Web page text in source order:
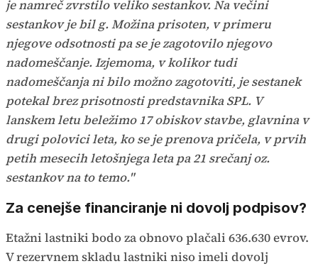
je namreč zvrstilo veliko sestankov. Na večini
sestankov je bil g. Možina prisoten, v primeru
njegove odsotnosti pa se je zagotovilo njegovo
nadomeščanje. Izjemoma, v kolikor tudi
nadomeščanja ni bilo možno zagotoviti, je sestanek
potekal brez prisotnosti predstavnika SPL. V
lanskem letu beležimo 17 obiskov stavbe, glavnina v
drugi polovici leta, ko se je prenova pričela, v prvih
petih mesecih letošnjega leta pa 21 srečanj oz.
sestankov na to temo."
Za cenejše financiranje ni dovolj podpisov?
Etažni lastniki bodo za obnovo plačali 636.630 evrov.
V rezervnem skladu lastniki niso imeli dovolj